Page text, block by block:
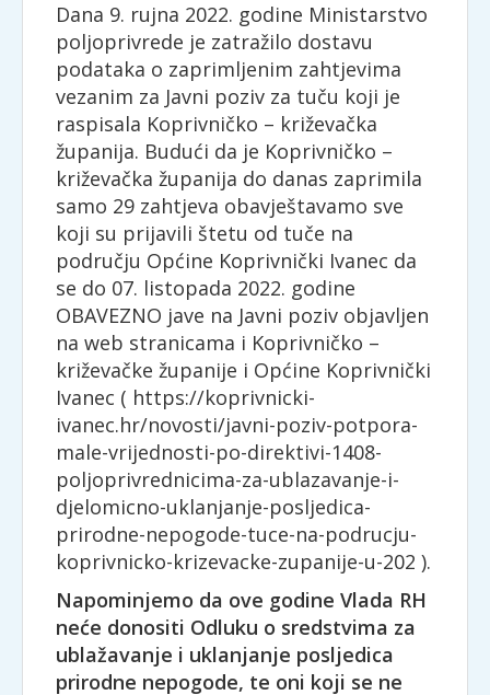
Dana 9. rujna 2022. godine Ministarstvo
poljoprivrede je zatražilo dostavu
podataka o zaprimljenim zahtjevima
vezanim za Javni poziv za tuču koji je
raspisala Koprivničko – križevačka
županija. Budući da je Koprivničko –
križevačka županija do danas zaprimila
samo 29 zahtjeva obavještavamo sve
koji su prijavili štetu od tuče na
području Općine Koprivnički Ivanec da
se do 07. listopada 2022. godine
OBAVEZNO jave na Javni poziv objavljen
na web stranicama i Koprivničko –
križevačke županije i Općine Koprivnički
Ivanec ( https://koprivnicki-
ivanec.hr/novosti/javni-poziv-potpora-
male-vrijednosti-po-direktivi-1408-
poljoprivrednicima-za-ublazavanje-i-
djelomicno-uklanjanje-posljedica-
prirodne-nepogode-tuce-na-podrucju-
koprivnicko-krizevacke-zupanije-u-202 ).
Napominjemo da ove godine Vlada RH
neće donositi Odluku o sredstvima za
ublažavanje i uklanjanje posljedica
prirodne nepogode, te oni koji se ne